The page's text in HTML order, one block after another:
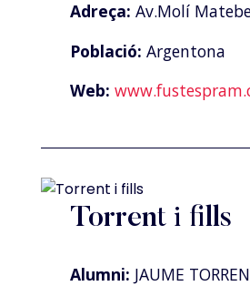
Adreça: Av.Molí
Població: Argentona
Web:
Torrent i fills
Alumni: JAUME